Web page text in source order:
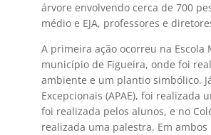
árvore envolvendo cerca de 700
médio e EJA, professores e
A primeira ação ocorreu na
município de Figueira, onde foi
ambiente e um plantio simbólico.
Excepcionais (APAE), foi
foi realizada pelos alunos, e no
realizada uma palestra. Em